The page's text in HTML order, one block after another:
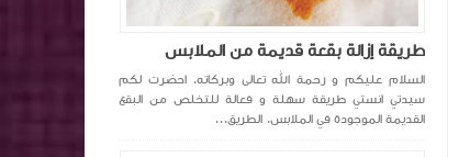
طريقة إزالة بقعة قديمة من الملابس
السلام عليكم و رحمة الله تعالى وبركاته. احضرت لكم
سيدتي انستي طريقة سهلة و فعالة للتخلص من البقع
القديمة الموجودة في الملابس. الطريق...